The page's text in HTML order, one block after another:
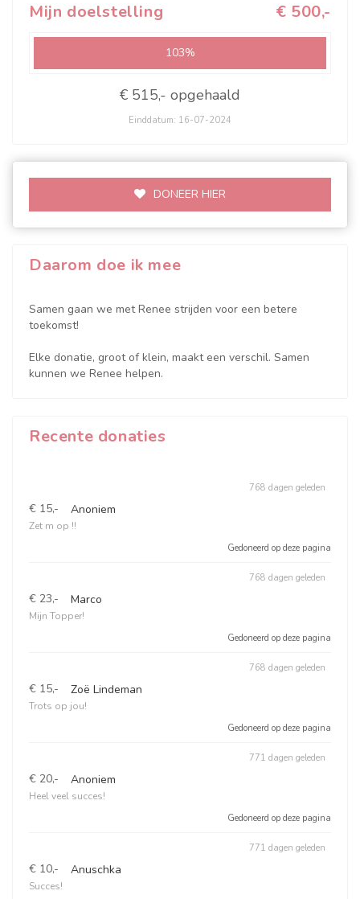
Mijn doelstelling € 500,-
103%
€ 515,- opgehaald
Einddatum: 16-07-2024
DONEER HIER
Daarom doe ik mee
Samen gaan we met Renee strijden voor een betere
toekomst!
Elke donatie, groot of klein, maakt een verschil. Samen
kunnen we Renee helpen.
Recente donaties
€ 15,- Anoniem
Zet m op !!
768 dagen geleden
Gedoneerd op deze pagina
€ 23,- Marco
Mijn Topper!
768 dagen geleden
Gedoneerd op deze pagina
€ 15,- Zoë Lindeman
Trots op jou!
768 dagen geleden
Gedoneerd op deze pagina
€ 20,- Anoniem
Heel veel succes!
771 dagen geleden
Gedoneerd op deze pagina
€ 10,- Anuschka
Succes!
771 dagen geleden